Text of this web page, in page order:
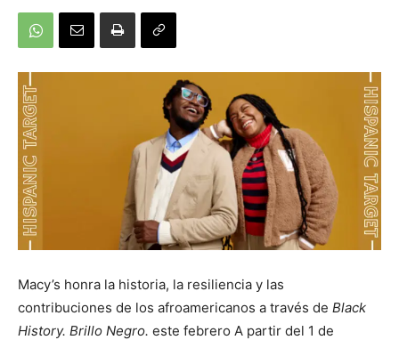
Macy’s honra la historia, la resiliencia y las
contribuciones de los afroamericanos a través de Black
History. Brillo Negro. este febrero A partir del 1 de